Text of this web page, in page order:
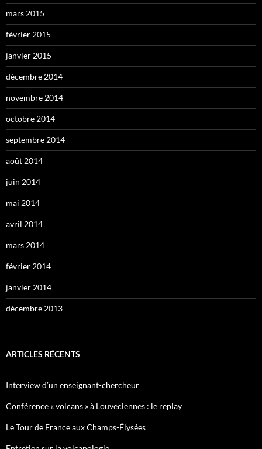
mars 2015
février 2015
janvier 2015
décembre 2014
novembre 2014
octobre 2014
septembre 2014
août 2014
juin 2014
mai 2014
avril 2014
mars 2014
février 2014
janvier 2014
décembre 2013
ARTICLES RÉCENTS
Interview d’un enseignant-chercheur
Conférence « volcans » à Louveciennes : le replay
Le Tour de France aux Champs-Élysées